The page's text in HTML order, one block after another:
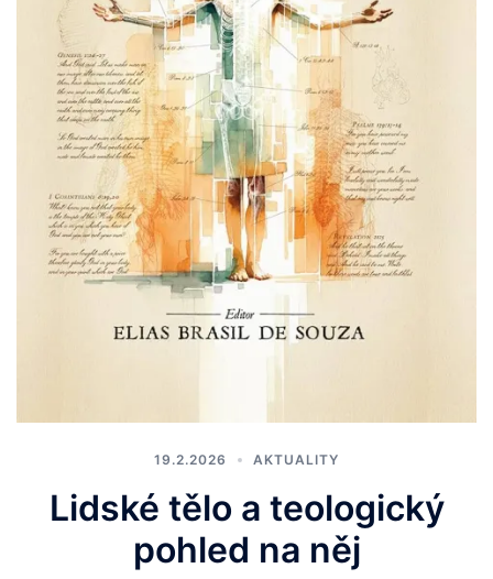
19.2.2026 AKTUALITY
Lidské tělo a teologický
pohled na něj